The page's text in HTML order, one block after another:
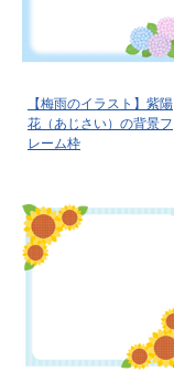
【梅雨のイラスト】紫陽
花（あじさい）の背景フ
レーム枠